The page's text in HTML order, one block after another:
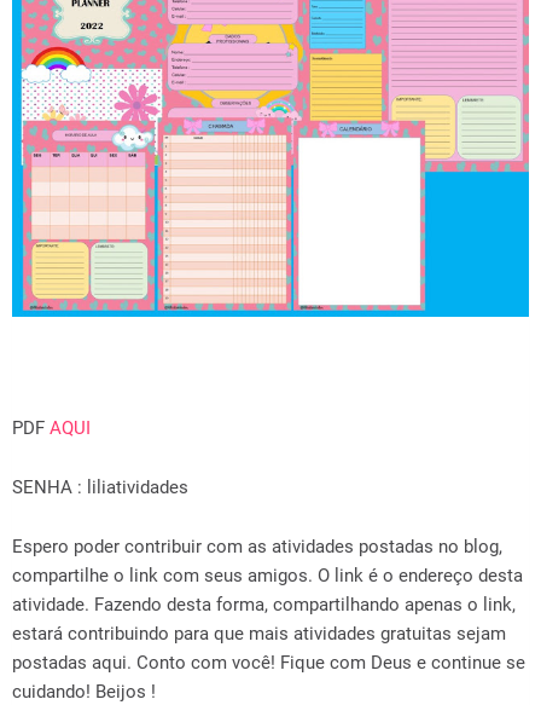
PDF AQUI
SENHA : liliatividades
Espero poder contribuir com as atividades postadas no blog,
compartilhe o link com seus amigos. O link é o endereço desta
atividade. Fazendo desta forma, compartilhando apenas o link,
estará contribuindo para que mais atividades gratuitas sejam
postadas aqui. Conto com você! Fique com Deus e continue se
cuidando! Beijos !